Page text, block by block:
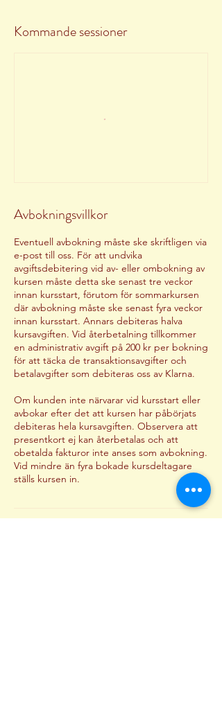
Kommande sessioner
Avbokningsvillkor
Eventuell avbokning måste ske skriftligen via
e-post till oss. För att undvika
avgiftsdebitering vid av- eller ombokning av
kursen måste detta ske senast tre veckor
innan kursstart, förutom för sommarkursen
där avbokning måste ske senast fyra veckor
innan kursstart. Annars debiteras halva
kursavgiften. Vid återbetalning tillkommer
en administrativ avgift på 200 kr per bokning
för att täcka de transaktionsavgifter och
betalavgifter som debiteras oss av Klarna.
Om kunden inte närvarar vid kursstart eller
avbokar efter det att kursen har påbörjats
debiteras hela kursavgiften. Observera att
presentkort ej kan återbetalas och att
obetalda fakturor inte anses som avbokning.
Vid mindre än fyra bokade kursdeltagare